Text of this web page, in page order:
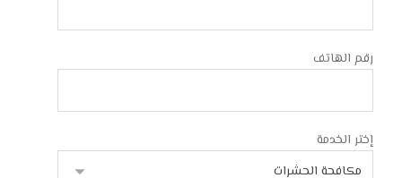
رقم الهاتف
إختر الخدمة